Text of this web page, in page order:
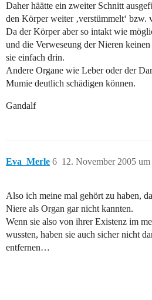
Daher häätte ein zweiter Schnitt
den Körper weiter ‚verstümmelt‘ bzw.
Da der Körper aber so intakt wie
und die Verweseung der Nieren
sie einfach drin.
Andere Organe wie Leber oder der
Mumie deutlich schädigen können.
Gandalf
Eva_Merle 12. November 2005
6
Also ich meine mal gehört zu haben,
Niere als Organ gar nicht kannten.
Wenn sie also von ihrer Existenz im
wussten, haben sie auch sicher nicht
entfernen…